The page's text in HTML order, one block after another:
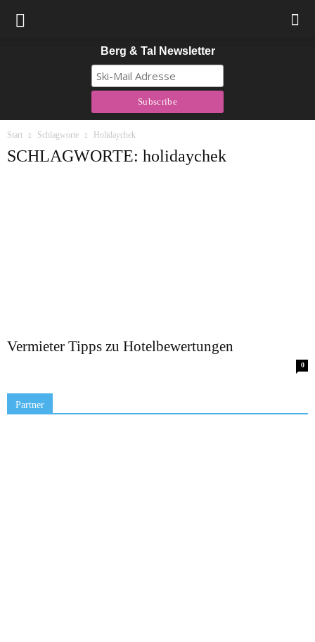
Berg & Tal Newsletter
Start Schlagworte Holidaychek
SCHLAGWORTE: holidaychek
Vermieter Tipps zu Hotelbewertungen
0
Partner